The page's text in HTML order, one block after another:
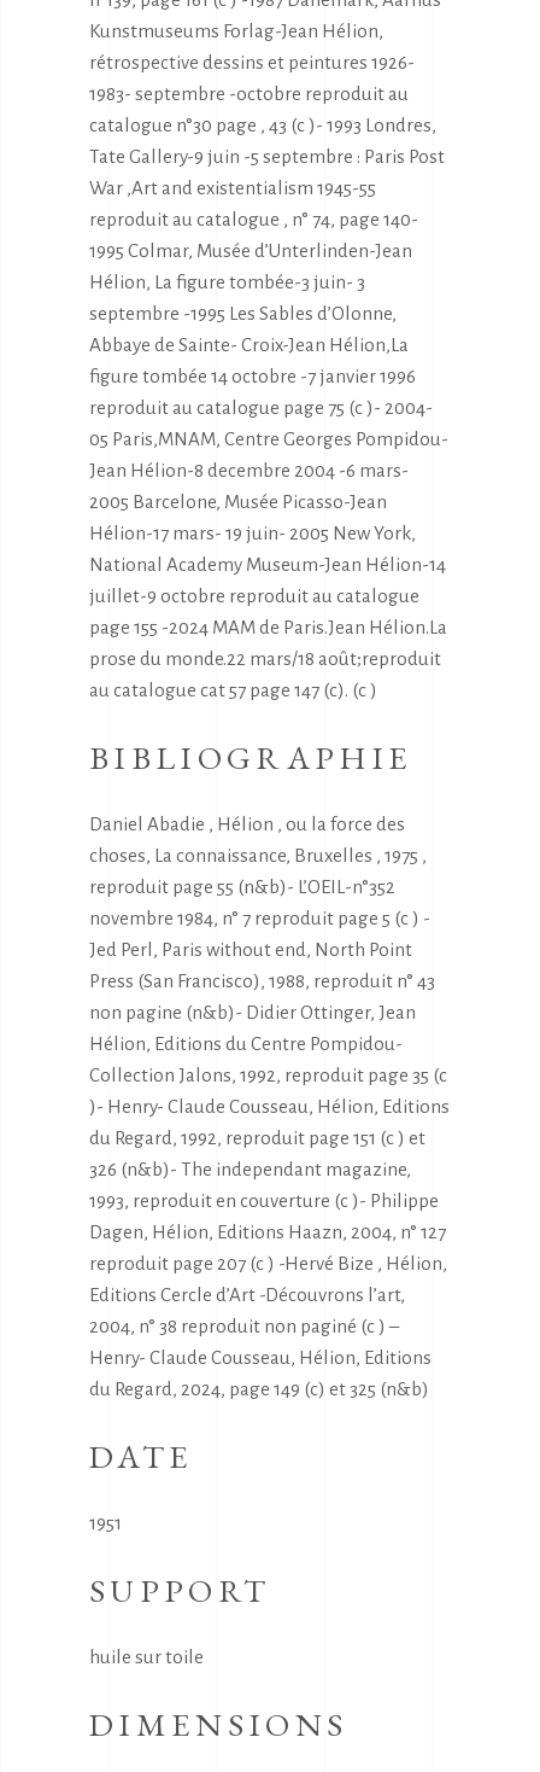
Kunstmuseums Forlag-Jean Hélion,
rétrospective dessins et peintures 1926-
1983- septembre -octobre reproduit au
catalogue n°30 page , 43 (c )- 1993 Londres,
Tate Gallery-9 juin -5 septembre : Paris Post
War ,Art and existentialism 1945-55
reproduit au catalogue , n° 74, page 140-
1995 Colmar, Musée d’Unterlinden-Jean
Hélion, La figure tombée-3 juin- 3
septembre -1995 Les Sables d’Olonne,
Abbaye de Sainte- Croix-Jean Hélion,La
figure tombée 14 octobre -7 janvier 1996
reproduit au catalogue page 75 (c )- 2004-
05 Paris,MNAM, Centre Georges Pompidou-
Jean Hélion-8 decembre 2004 -6 mars-
2005 Barcelone, Musée Picasso-Jean
Hélion-17 mars- 19 juin- 2005 New York,
National Academy Museum-Jean Hélion-14
juillet-9 octobre reproduit au catalogue
page 155 -2024 MAM de Paris.Jean Hélion.La
prose du monde.22 mars/18 août;reproduit
au catalogue cat 57 page 147 (c). (c )
BIBLIOGRAPHIE
Daniel Abadie , Hélion , ou la force des
choses, La connaissance, Bruxelles , 1975 ,
reproduit page 55 (n&b)- L’OEIL-n°352
novembre 1984, n° 7 reproduit page 5 (c ) -
Jed Perl, Paris without end, North Point
Press (San Francisco), 1988, reproduit n° 43
non pagine (n&b)- Didier Ottinger, Jean
Hélion, Editions du Centre Pompidou-
Collection Jalons, 1992, reproduit page 35 (c
)- Henry- Claude Cousseau, Hélion, Editions
du Regard, 1992, reproduit page 151 (c ) et
326 (n&b)- The independant magazine,
1993, reproduit en couverture (c )- Philippe
Dagen, Hélion, Editions Haazn, 2004, n° 127
reproduit page 207 (c ) -Hervé Bize , Hélion,
Editions Cercle d’Art -Découvrons l’art,
2004, n° 38 reproduit non paginé (c ) –
Henry- Claude Cousseau, Hélion, Editions
du Regard, 2024, page 149 (c) et 325 (n&b)
DATE
1951
SUPPORT
huile sur toile
DIMENSIONS